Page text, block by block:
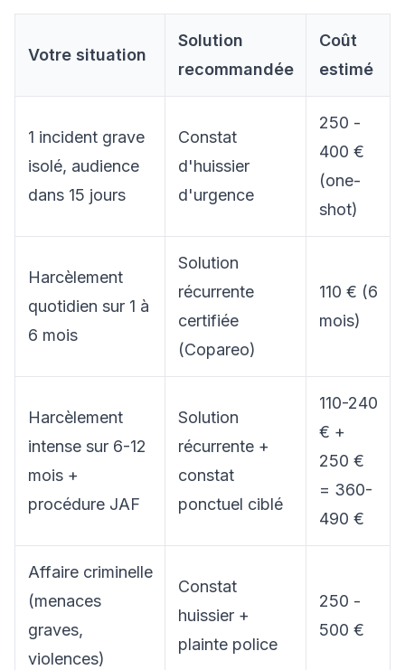
Votre situation
Solution
recommandée
Coût
estimé
1 incident grave
isolé, audience
dans 15 jours
Constat
d'huissier
d'urgence
250 -
400 €
(one-
shot)
Harcèlement
quotidien sur 1 à
6 mois
Solution
récurrente
certifiée
(Copareo)
110 € (6
mois)
Harcèlement
intense sur 6-12
mois +
procédure JAF
Solution
récurrente +
constat
ponctuel ciblé
110-240
€ +
250 €
= 360-
490 €
Affaire criminelle
(menaces
graves,
violences)
Constat
huissier +
plainte police
250 -
500 €